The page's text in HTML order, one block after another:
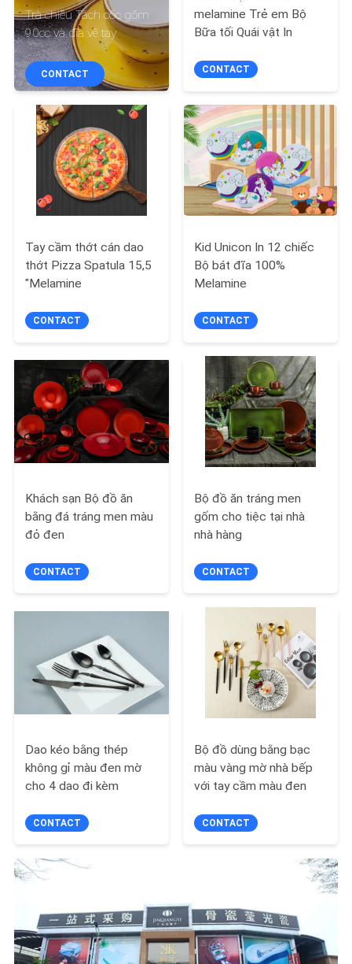
QUAN
NHÀ
MÁY
KIỂM
SOÁT
CHẤT
LƯỢNG
LIÊN
HỆ
TÔI
TIN
TỨC
SƠ
TRANG
WEB
PRIVACY
POLICY
Trà chiều Tách cốc gốm
90cc và đĩa vẽ tay
CONTACT
melamine Trẻ em Bộ
Bữa tối Quái vật In
CONTACT
Tay cầm thớt cán dao
thớt Pizza Spatula 15,5
"Melamine
CONTACT
Kid Unicon In 12 chiếc
Bộ bát đĩa 100%
Melamine
CONTACT
Khách sạn Bộ đồ ăn
bằng đá tráng men màu
đỏ đen
CONTACT
Bộ đồ ăn tráng men
gốm cho tiệc tại nhà
nhà hàng
CONTACT
Dao kéo bằng thép
không gỉ màu đen mờ
cho 4 dao đi kèm
CONTACT
Bộ đồ dùng bằng bạc
màu vàng mờ nhà bếp
với tay cầm màu đen
CONTACT